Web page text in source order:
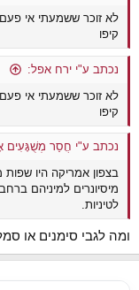
לא זוכר ששמעתי אי
קיפו
נכתב ע"י ירח אפל:
לא זוכר ששמעתי אי
קיפו
נכתב ע"י חֲסַר מְשֻׁגָּעִים
בצפון אמריקה היו
מיסיונרים למיניהם
לטיניות.
ומה לגבי סימנים או